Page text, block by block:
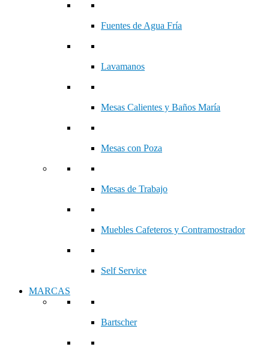
Fuentes de Agua Fría
Lavamanos
Mesas Calientes y Baños María
Mesas con Poza
Mesas de Trabajo
Muebles Cafeteros y Contramostrador
Self Service
MARCAS
Bartscher